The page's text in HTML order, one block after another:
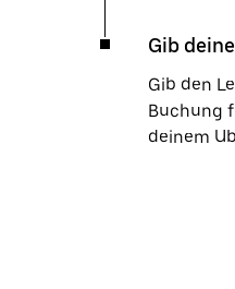
Gib
Gib den
Buchung
deinem